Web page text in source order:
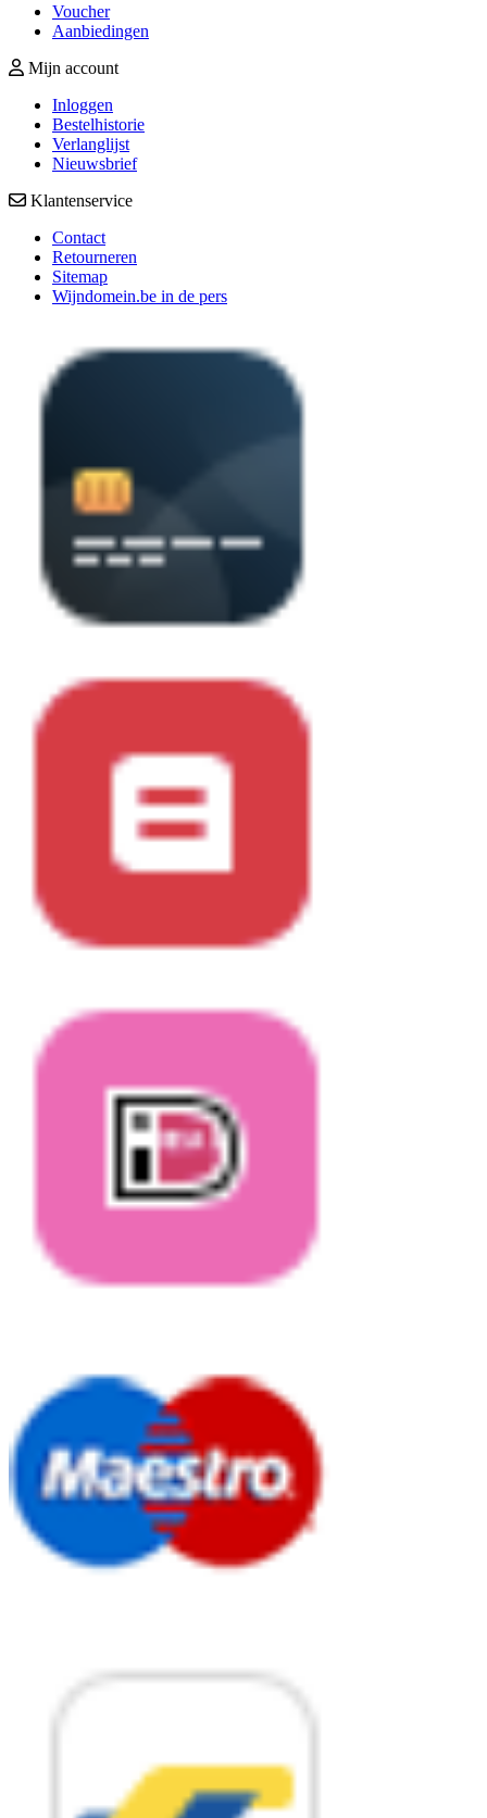
Voucher
Aanbiedingen
Mijn account
Inloggen
Bestelhistorie
Verlanglijst
Nieuwsbrief
Klantenservice
Contact
Retourneren
Sitemap
Wijndomein.be in de pers